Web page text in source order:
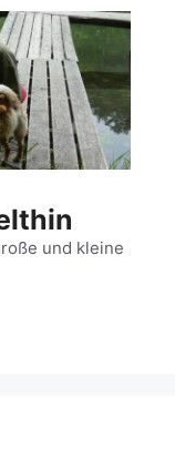
und kleine